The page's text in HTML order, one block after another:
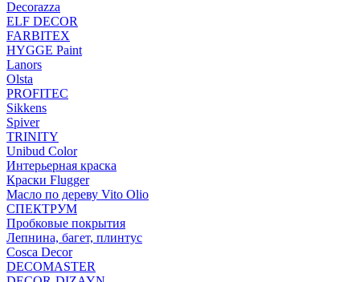
Decorazza
ELF DECOR
FARBITEX
HYGGE Paint
Lanors
Olsta
PROFITEC
Sikkens
Spiver
TRINITY
Unibud Color
Интерьерная краска
Краски Flugger
Масло по дереву Vito Olio
СПЕКТРУМ
Пробковые покрытия
Лепнина, багет, плинтус
Cosca Decor
DECOMASTER